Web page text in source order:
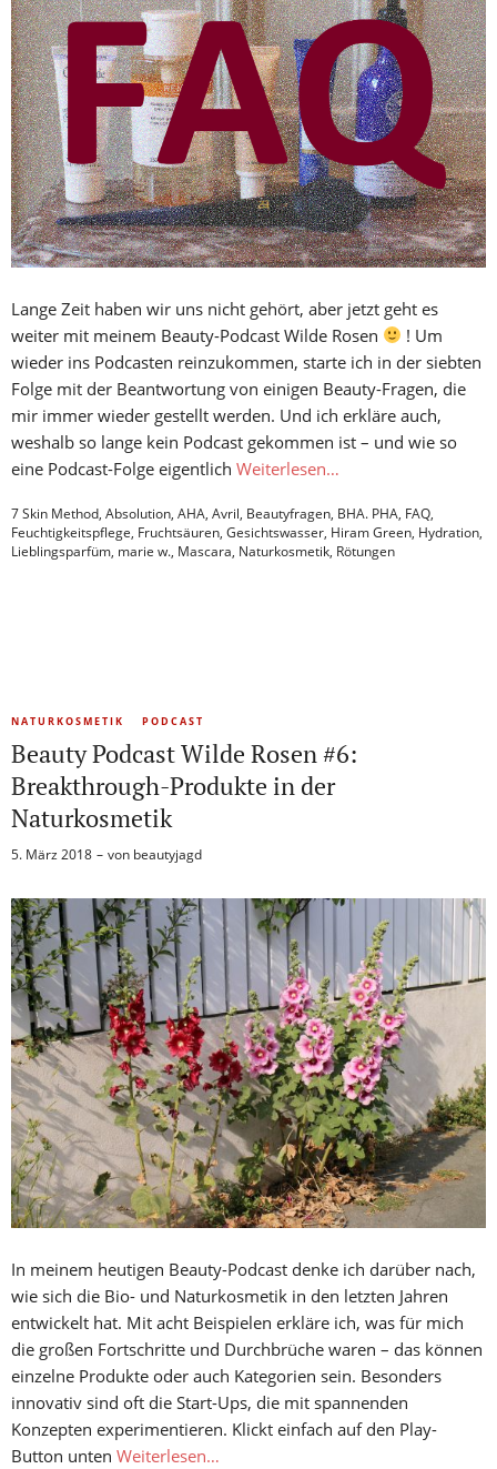
Lange Zeit haben wir uns nicht gehört, aber jetzt geht es
weiter mit meinem Beauty-Podcast Wilde Rosen
! Um
wieder ins Podcasten reinzukommen, starte ich in der siebten
Folge mit der Beantwortung von einigen Beauty-Fragen, die
mir immer wieder gestellt werden. Und ich erkläre auch,
weshalb so lange kein Podcast gekommen ist – und wie so
eine Podcast-Folge eigentlich Weiterlesen…
7 Skin Method, Absolution, AHA, Avril, Beautyfragen, BHA. PHA, FAQ,
Feuchtigkeitspflege, Fruchtsäuren, Gesichtswasser, Hiram Green, Hydration,
Lieblingsparfüm, marie w., Mascara, Naturkosmetik, Rötungen
NATURKOSMETIK PODCAST
Beauty Podcast Wilde Rosen #6:
Breakthrough-Produkte in der
Naturkosmetik
5. März 2018 von beautyjagd
In meinem heutigen Beauty-Podcast denke ich darüber nach,
wie sich die Bio- und Naturkosmetik in den letzten Jahren
entwickelt hat. Mit acht Beispielen erkläre ich, was für mich
die großen Fortschritte und Durchbrüche waren – das können
einzelne Produkte oder auch Kategorien sein. Besonders
innovativ sind oft die Start-Ups, die mit spannenden
Konzepten experimentieren. Klickt einfach auf den Play-
Button unten Weiterlesen…